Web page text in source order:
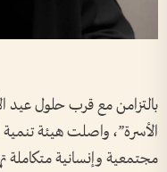
بالتزامن مع قرب حلول عيد
الأسرة”، واصلت هيئة
مجتمعية وإنسانية